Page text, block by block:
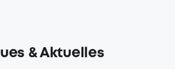
& Aktuelles